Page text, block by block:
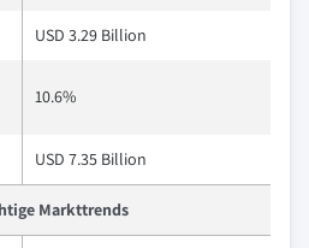
USD 3.29 Billion
10.6%
USD 7.35 Billion
Markttrends